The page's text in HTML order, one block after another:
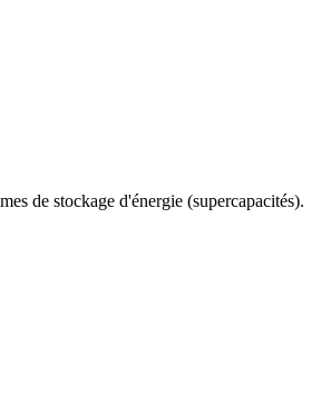
de stockage d'énergie (supercapacités).